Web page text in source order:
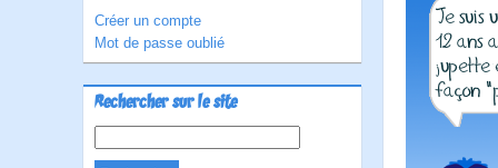
Créer un compte
Mot de passe oublié
Rechercher sur le site